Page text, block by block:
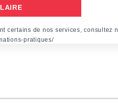
certains de nos services, consultez
pratiques/